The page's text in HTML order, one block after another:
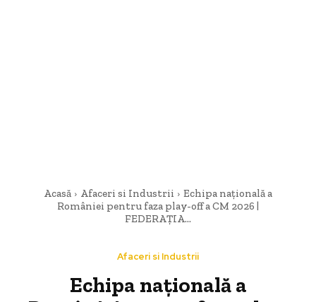
Acasă Afaceri si Industrii
Echipa națională a
României pentru faza play-off a CM 2026 |
FEDERAȚIA...
Afaceri si Industrii
Echipa națională a